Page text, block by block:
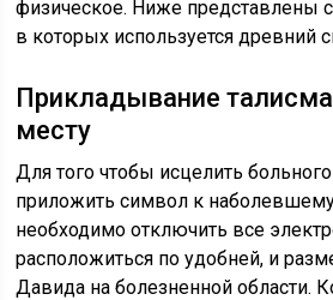
физическое. Ниже представлены
в которых используется древний
Прикладывание
месту
Для того чтобы исцелить
приложить символ к
необходимо отключить все
расположиться по удобней, и
Давида на болезненной области.